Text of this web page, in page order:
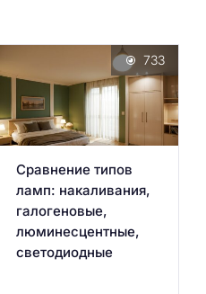
Сравнение типов
ламп: накаливания,
галогеновые,
люминесцентные,
светодиодные
733